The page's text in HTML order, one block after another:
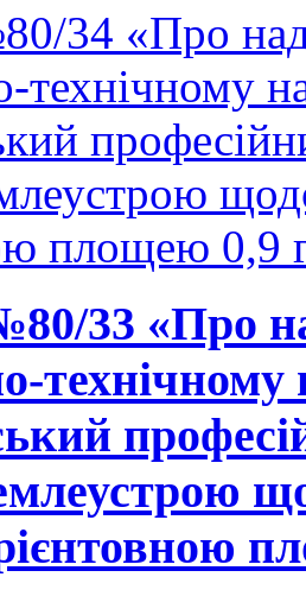
34 «Про
технічному
площею 0,9
33 «Про